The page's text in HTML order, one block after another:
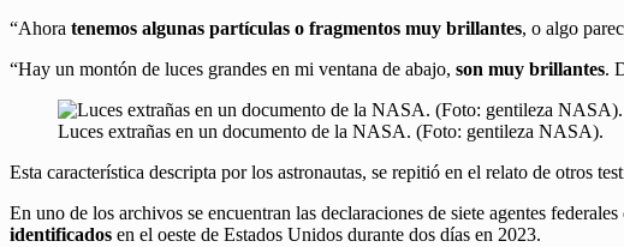
“Ahora tenemos algunas partículas o fragmentos muy brillantes, o algo
“Hay un montón de luces grandes en mi ventana de abajo, son muy brillantes.
Luces extrañas en un documento de la NASA. (Foto: gentileza NASA).
Esta característica descripta por los astronautas, se repitió en el relato de otros
En uno de los archivos se encuentran las declaraciones de siete agentes
identificados en el oeste de Estados Unidos durante dos días en 2023.